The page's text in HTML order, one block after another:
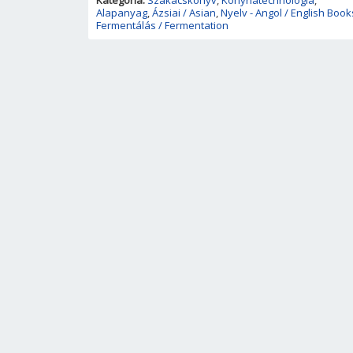
Alapanyag,Ázsiai / Asian,Nyelv - Angol / English
Fermentálás / Fermentation